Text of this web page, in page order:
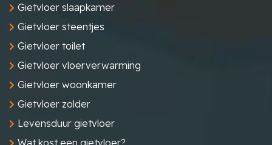
Gietvloer slaapkamer
Gietvloer steentjes
Gietvloer toilet
Gietvloer vloerverwarming
Gietvloer woonkamer
Gietvloer zolder
Levensduur gietvloer